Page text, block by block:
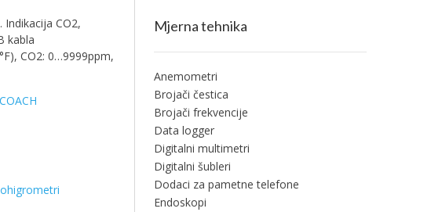
CO2,
kabla
CO2: 0…9999ppm,
Mjerna tehnika
Anemometri
Brojači čestica
Brojači frekvencije
Data logger
Digitalni multimetri
Digitalni šubleri
Dodaci za pametne telefone
Endoskopi